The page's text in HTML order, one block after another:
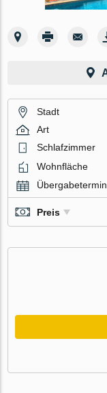
Stadt
Art
Schlafzimmer
Wohnfläche
Übergabetermin
Preis